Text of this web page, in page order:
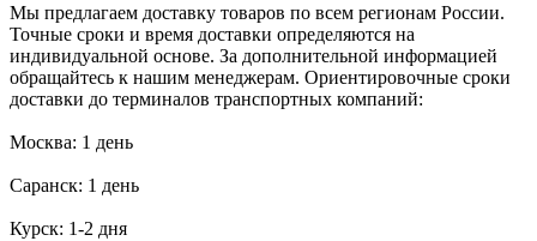
Мы предлагаем доставку товаров по всем регионам России.
Точные сроки и время доставки определяются на
индивидуальной основе. За дополнительной информацией
обращайтесь к нашим менеджерам. Ориентировочные сроки
доставки до терминалов транспортных компаний:
Москва: 1 день
Саранск: 1 день
Курск: 1-2 дня